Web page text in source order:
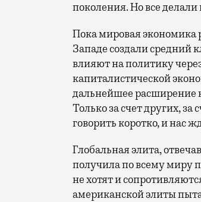
поколения. Но все делали
Пока мировая экономика
Западе создали средний
влияют на политику
капиталистической
дальнейшее расширение
Только за счет других,
говорить коротко, и нас
Глобальная элита,
получила по всему миру
не хотят и
американской элиты